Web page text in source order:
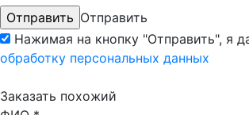
Отправить
Нажимая на кнопку "Отправить", я
обработку персональных данных
Заказать похожий